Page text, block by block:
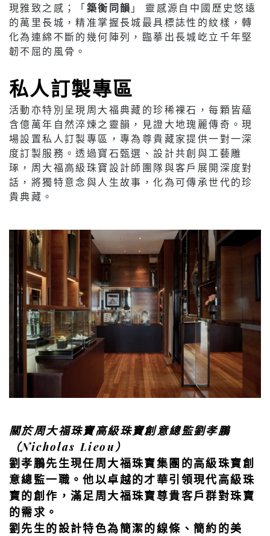
現雅致之感；「 築衡同韻 」 靈感源自中國歷史悠遠
的萬里長城，精准掌握長城最具標誌性的紋樣，轉
化為連綿不斷的幾何陣列，臨摹出長城屹立千年堅
韌不屈的風骨。
私人訂製專區
活動亦特別呈現周大福典藏的珍稀裸石，每顆皆蘊
含億萬年自然淬煉之靈韻，見證大地瑰麗傳奇。現
場設置私人訂製專區，專為尊貴藏家提供一對一深
度訂製服務。透過寶石甄選、設計共創與工藝雕
琢，周大福高級珠寶設計師團隊與客戶展開深度對
話，將獨特意念與人生故事，化為可傳承世代的珍
貴典藏。
關於周大福珠寶高級珠寶創意總監劉孝鵬
（Nicholas Lieou）
劉孝鵬先生現任周大福珠寶集團的高級珠寶創
意總監一職。他以卓越的才華引領現代高級珠
寶的創作，滿足周大福珠寶尊貴客戶群對珠寶
的需求。
劉先生的設計特色為簡潔的線條、簡約的美